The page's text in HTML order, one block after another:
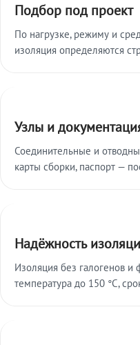
Подбор под проект
По нагрузке, режиму и
изоляция определяются
Узлы и
Соединительные и
карты сборки, паспорт —
Надёжность
Изоляция без галогенов
температура до 150 °C,